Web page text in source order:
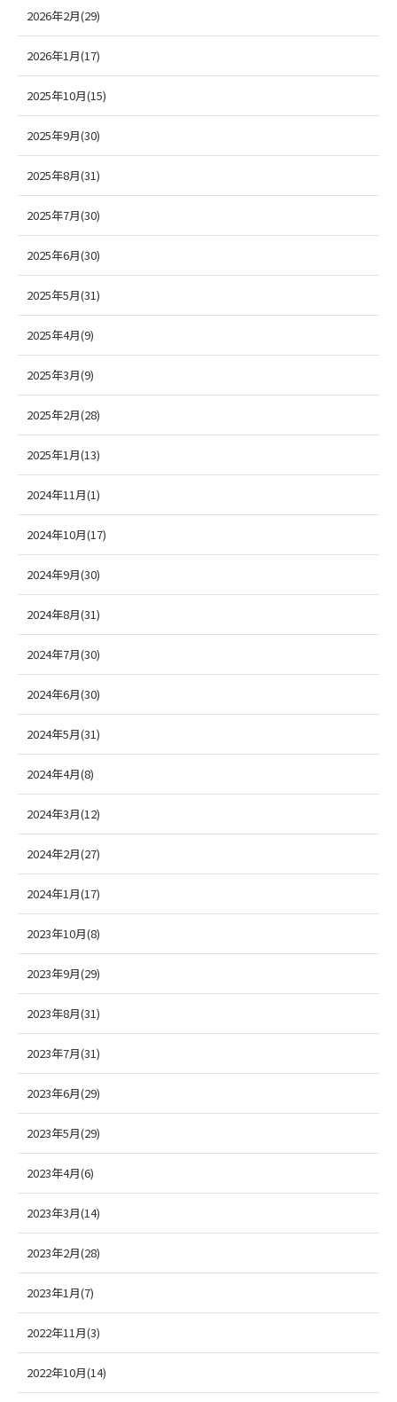
2026年2月(29)
2026年1月(17)
2025年10月(15)
2025年9月(30)
2025年8月(31)
2025年7月(30)
2025年6月(30)
2025年5月(31)
2025年4月(9)
2025年3月(9)
2025年2月(28)
2025年1月(13)
2024年11月(1)
2024年10月(17)
2024年9月(30)
2024年8月(31)
2024年7月(30)
2024年6月(30)
2024年5月(31)
2024年4月(8)
2024年3月(12)
2024年2月(27)
2024年1月(17)
2023年10月(8)
2023年9月(29)
2023年8月(31)
2023年7月(31)
2023年6月(29)
2023年5月(29)
2023年4月(6)
2023年3月(14)
2023年2月(28)
2023年1月(7)
2022年11月(3)
2022年10月(14)